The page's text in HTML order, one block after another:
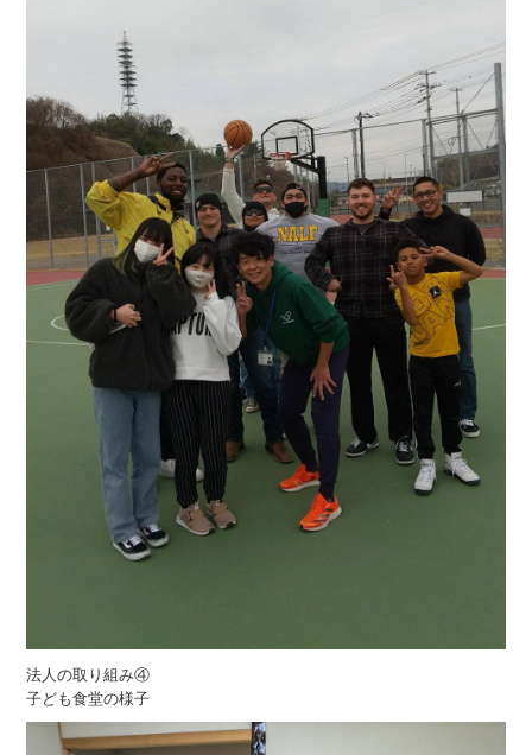
法人の取り組み④
子ども食堂の様子